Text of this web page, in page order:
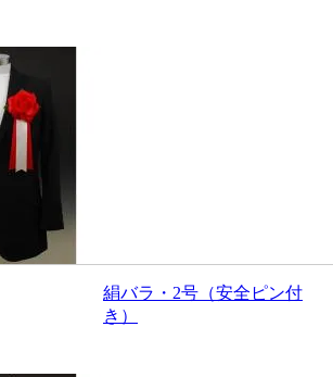
絹バラ・2号（安全ピン付
き）